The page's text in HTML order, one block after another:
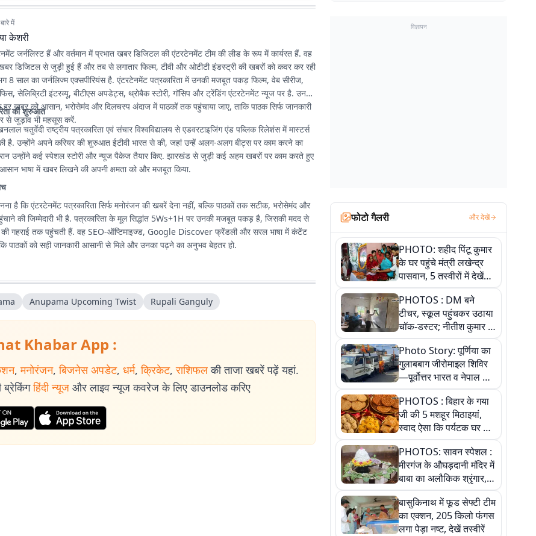
में
केशरी
जर्नलिस्ट हैं और वर्तमान में प्रभात खबर डिजिटल की एंटरटेनमेंट टीम की लीड के रूप में कार्यरत हैं. वह
डिजिटल से जुड़ी हुई हैं और तब से लगातार फिल्म, टीवी और ओटीटी इंडस्ट्री की खबरों को कवर कर रही
8 साल का जर्नलिज्म एक्सपीरियंस है. एंटरटेनमेंट पत्रकारिता में उनकी मजबूत पकड़ फिल्म, वेब सीरीज,
सेलिब्रिटी इंटरव्यू, बीटीएस अपडेट्स, थ्रोबैक स्टोरी, गॉसिप और ट्रेंडिंग एंटरटेनमेंट न्यूज पर है. उनकी
हर खबर को आसान, भरोसेमंद और दिलचस्प अंदाज में पाठकों तक पहुंचाया जाए, ताकि पाठक सिर्फ जानकारी
से जुड़ाव भी महसूस करें.
की शुरुआत
चतुर्वेदी राष्ट्रीय पत्रकारिता एवं संचार विश्वविद्यालय से एडवरटाइजिंग एंड पब्लिक रिलेशंस में मास्टर्स
की है. उन्होंने अपने करियर की शुरुआत ईटीवी भारत से की, जहां उन्हें अलग-अलग बीट्स पर काम करने का
उन्होंने कई स्पेशल स्टोरी और न्यूज पैकेज तैयार किए. झारखंड से जुड़ी कई अहम खबरों पर काम करते हुए
आसान भाषा में खबर लिखने की अपनी क्षमता को और मजबूत किया.
है कि एंटरटेनमेंट पत्रकारिता सिर्फ मनोरंजन की खबरें देना नहीं, बल्कि पाठकों तक सटीक, भरोसेमंद और
की जिम्मेदारी भी है. पत्रकारिता के मूल सिद्धांत 5Ws+1H पर उनकी मजबूत पकड़ है, जिसकी मदद से
की गहराई तक पहुंचती हैं. वह SEO-ऑप्टिमाइज्ड, Google Discover फ्रेंडली और सरल भाषा में कंटेंट
पाठकों को सही जानकारी आसानी से मिले और उनका पढ़ने का अनुभव बेहतर हो.
Anupama Upcoming Twist Rupali Ganguly
Khabar App :
, मनोरंजन, बिजनेस अपडेट, धर्म, क्रिकेट, राशिफल की ताजा खबरें पढ़ें यहां.
ब्रेकिंग हिंदी न्यूज और लाइव न्यूज कवरेज के लिए डाउनलोड करिए
विज्ञापन
फोटो गैलरी और देखें
PHOTO: शहीद पिंटू कुमार
के घर पहुंचे मंत्री लखेन्द्र
पासवान, 5 तस्वीरों में देखें
उस भावुक पल की पूरी
कहानी
PHOTOS : DM बने
टीचर, स्कूल पहुंचकर उठाया
चॉक-डस्टर; नीतीश कुमार के
इस चहेते अधिकारी को
जानिए
Photo Story: पूर्णिया का
गुलाबबाग जीरोमाइल शिविर
—पूर्वोत्तर भारत व नेपाल के
कांवरियों का प्रमुख सेवा धाम
PHOTOS : बिहार के गया
जी की 5 मशहूर मिठाइयां,
स्वाद ऐसा कि पर्यटक घर ले
जाना नहीं भूलते, तस्वीरों में
देखें
PHOTOS: सावन स्पेशल :
मीरगंज के औघड़दानी मंदिर में
बाबा का अलौकिक श्रृंगार,
तस्वीरों में देखें महादेव के कई
मनमोहक स्वरूप
बासुकिनाथ में फूड सेफ्टी टीम
का एक्शन, 205 किलो फंगस
लगा पेड़ा नष्ट, देखें तस्वीरें